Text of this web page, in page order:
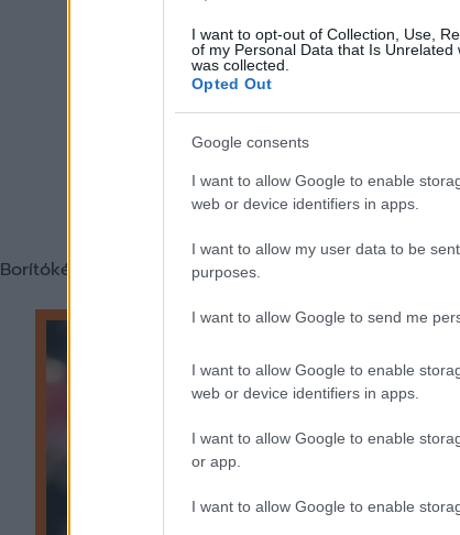
I want to opt-out of Collection, Use,
of my Personal Data that Is
was collected.
Opted Out
Google consents
I want to allow Google to enable
web or device identifiers in apps.
I want to allow my user data to be
purposes.
I want to allow Google to send me
I want to allow Google to enable
web or device identifiers in apps.
I want to allow Google to enable
or app.
I want to allow Google to enable
Borítókép forrása: afcb.co.uk